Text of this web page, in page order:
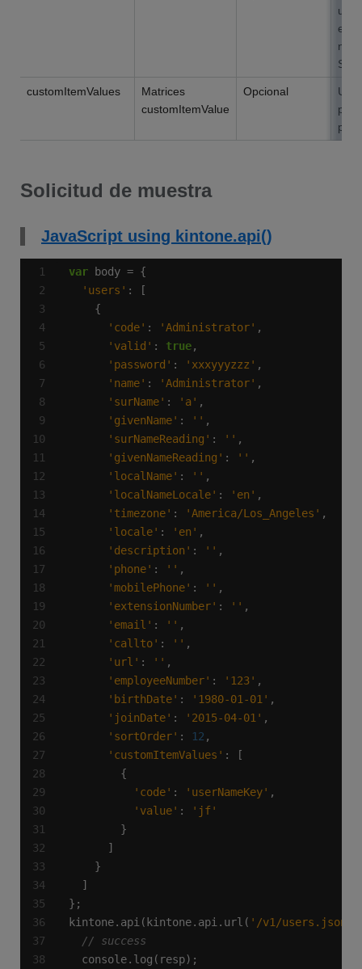
en
Se
customItemValues
Matrices
customItemValue
Opcional
Solicitud de muestra
JavaScript using kintone.api()
4
14
24
34
var
'users'
'code' : 'Administrator'
'valid' : true
'password' : 'xxxyyyzzz'
'name' : 'Administrator'
'surName' : 'a'
'givenName' : ''
'surNameReading' : ''
'givenNameReading' : ''
'localName' : ''
'localNameLocale' : 'en'
'timezone' : 'America/Los_Angeles'
'locale' : 'en'
'description' : ''
'phone' : ''
'mobilePhone' : ''
'extensionNumber' : ''
'email' : ''
'callto' : ''
'url' : ''
'employeeNumber' : '123'
'birthDate' : '1980-01-01'
'joinDate' : '2015-04-01'
'sortOrder' : 12
'customItemValues'
'code' : 'userNameKey'
'value' :
'jf'
kintone.api(kintone.api.url( '/v1/users.json'